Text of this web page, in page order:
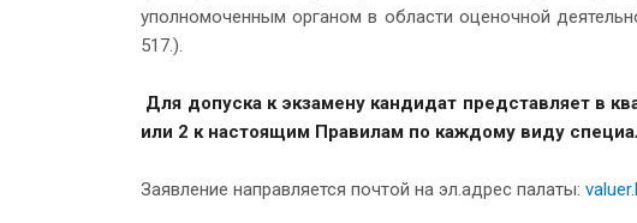
уполномоченным органом в области оценочной
517.).
Для допуска к экзамену кандидат представляет в
или 2 к настоящим Правилам по каждому виду
Заявление направляется почтой на эл.адрес палаты: